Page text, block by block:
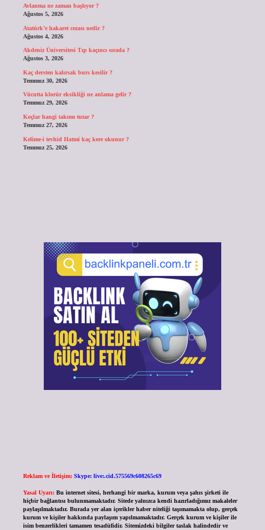
Avlanma ne zaman başlıyor ?
Ağustos 5, 2026
Atatürk’e hakaret cezası nedir ?
Ağustos 4, 2026
Akdeniz Üniversitesi Tıp kaçıncı sırada ?
Ağustos 3, 2026
Kaç dersten kalırsak burs kesilir ?
Temmuz 30, 2026
Vücutta klorür eksikliği ne anlama gelir ?
Temmuz 29, 2026
Koçlar hangi takımı tutar ?
Temmuz 27, 2026
Kelime-i tevhid Hatmi kaç kere okunur ?
Temmuz 25, 2026
Reklam ve İletişim: Skype: live:.cid.575569c608265c69
Yasal Uyarı: Bu internet sitesi, herhangi bir marka, kurum veya şahıs şirketi ile
hiçbir bağlantısı bulunmamaktadır. Sitede yalnızca kendi hazırladığımız makaleler
paylaşılmaktadır. Burada yer alan içerikler haber niteliği taşımamakta olup, gerçek
kurum ve kişiler hakkında paylaşım yapılmamaktadır. Gerçek kurum ve kişiler ile
isim benzerlikleri tamamen tesadüfidir. Sitemizdeki bilgiler taslak halindedir ve